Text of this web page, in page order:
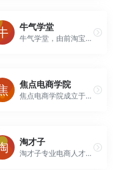
牛气学堂
牛气学堂，由前淘宝搜索负责人鬼脚七创立，以帮助卖家电商创业，少走弯路为使命，专注于电商领域的线上付费培训平台,为电商人群提供体系化的专栏课程,为中小电商卖家提供专业的电商知识,实操性的指导。
焦点电商学院
焦点电商学院成立于2001年,是一家专业跨境电商培整合了众多的业界讲师、优秀服务商、电商平台等资源,服务数千家企业.
淘才子
淘才子专业电商人才招聘网站。拥有50万份电商人才简历,为超8000家电商企业招聘电商人才,免费简历,招淘宝天猫京东运营推广,美工客服,文案策划等电商人才就上淘才子，淘才子专注于电商领域的人才招聘，实时提供全国最详实的电商职位信息，名企人才精准匹配，实时跟踪反馈求职结果。